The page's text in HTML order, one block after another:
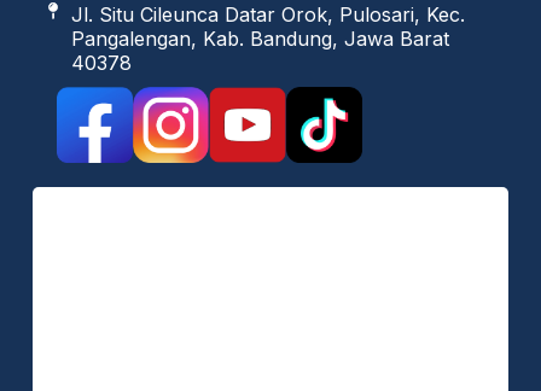
Jl. Situ Cileunca Datar Orok, Pulosari, Kec.
Pangalengan, Kab. Bandung, Jawa Barat
40378